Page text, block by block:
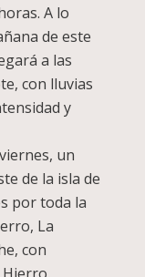
A lo
de este
a las
con lluvias
y
un
de la isla de
por toda la
La
con